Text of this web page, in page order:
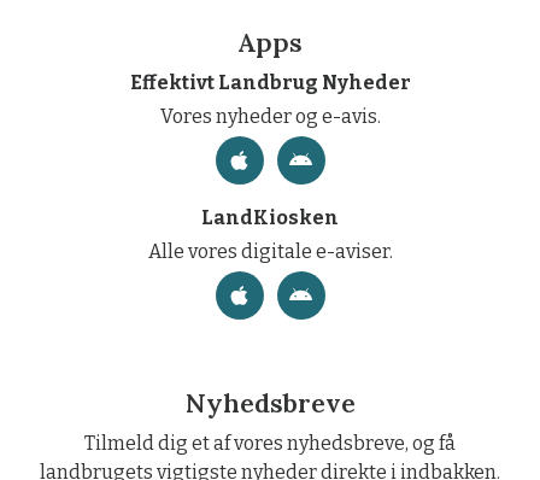
Apps
Effektivt Landbrug Nyheder
Vores nyheder og e-avis.
LandKiosken
Alle vores digitale e-aviser.
Nyhedsbreve
Tilmeld dig et af vores nyhedsbreve, og få
landbrugets vigtigste nyheder direkte i indbakken.